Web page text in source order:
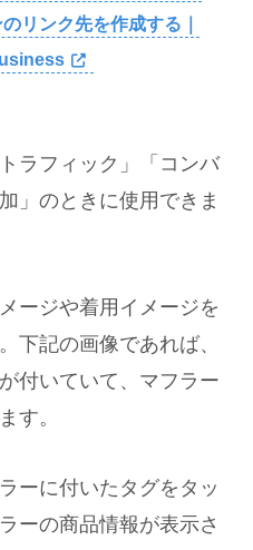
リンク先を作成する｜
ラフィック」「コンバ
」のときに使用できま
ージや着用イメージを
下記の画像であれば、
付いていて、マフラー
す。
ーに付いたタグをタッ
ーの商品情報が表示さ